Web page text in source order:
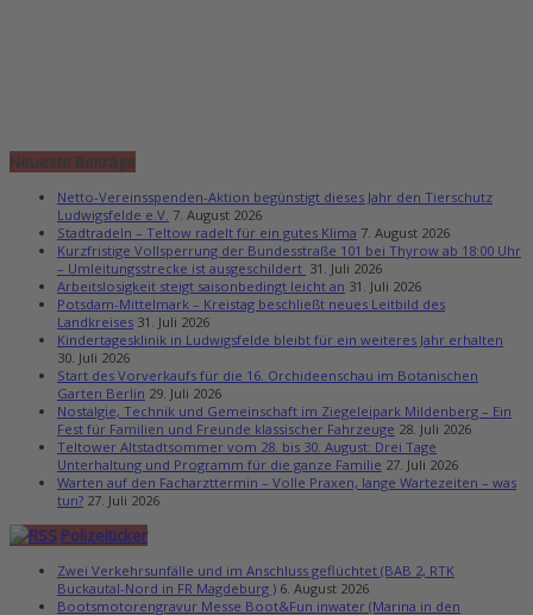
Neueste Beiträge
Netto-Vereinsspenden-Aktion begünstigt dieses Jahr den Tierschutz
Ludwigsfelde e.V. 7. August 2026
Stadtradeln – Teltow radelt für ein gutes Klima 7. August 2026
Kurzfristige Vollsperrung der Bundesstraße 101 bei Thyrow ab 18:00 Uhr
– Umleitungsstrecke ist ausgeschildert 31. Juli 2026
Arbeitslosigkeit steigt saisonbedingt leicht an 31. Juli 2026
Potsdam-Mittelmark – Kreistag beschließt neues Leitbild des
Landkreises 31. Juli 2026
Kindertagesklinik in Ludwigsfelde bleibt für ein weiteres Jahr erhalten
30. Juli 2026
Start des Vorverkaufs für die 16. Orchideenschau im Botanischen
Garten Berlin 29. Juli 2026
Nostalgie, Technik und Gemeinschaft im Ziegeleipark Mildenberg – Ein
Fest für Familien und Freunde klassischer Fahrzeuge 28. Juli 2026
Teltower Altstadtsommer vom 28. bis 30. August: Drei Tage
Unterhaltung und Programm für die ganze Familie 27. Juli 2026
Warten auf den Facharzttermin – Volle Praxen, lange Wartezeiten – was
tun? 27. Juli 2026
Polizeiticker
Zwei Verkehrsunfälle und im Anschluss geflüchtet (BAB 2, RTK
Buckautal-Nord in FR Magdeburg ) 6. August 2026
Bootsmotorengravur Messe Boot&Fun inwater (Marina in den